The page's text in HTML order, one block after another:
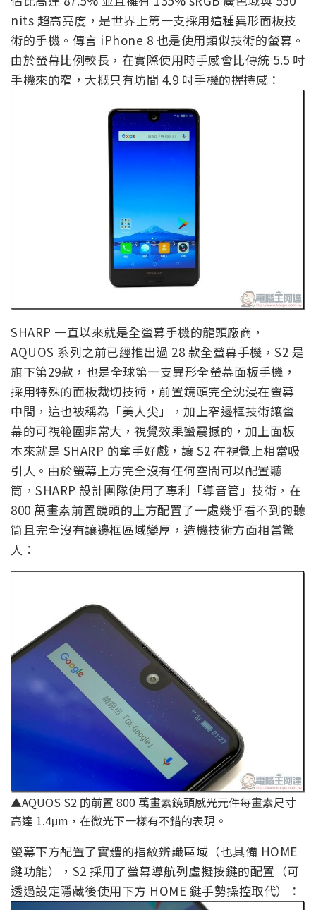
nits 超高亮度，是世界上第一支採用這種異形面板技
術的手機。傳言 iPhone 8 也是使用類似技術的螢幕。
由於螢幕比例較長，在實際使用時手感會比傳統 5.5 吋
手機來的窄，大概只有坊間 4.9 吋手機的握持感：
SHARP 一直以來就是全螢幕手機的龍頭廠商，
AQUOS 系列之前已經推出過 28 款全螢幕手機，S2 是
旗下第29款，也是全球第一支異形全螢幕面板手機，
採用特殊的面板裁切技術，前置鏡頭完全沈浸在螢幕
中間，這也被稱為「美人尖」，加上窄邊框技術讓螢
幕的可視範圍非常大，視覺效果蠻震撼的，加上面板
本來就是 SHARP 的拿手好戲，讓 S2 在視覺上相當吸
引人。由於螢幕上方完全沒有任何空間可以配置聽
筒，SHARP 設計團隊使用了專利「導音管」技術，在
800 萬畫素前置鏡頭的上方配置了一處幾乎看不到的聽
筒且完全沒有讓邊框區域變厚，造機技術方面相當驚
人：
▲AQUOS S2 的前置 800 萬畫素鏡頭感光元件每畫素尺寸
高達 1.4μm，在微光下一樣有不錯的表現。
螢幕下方配置了實體的指紋辨識區域（也具備 HOME
鍵功能），S2 採用了螢幕導航列虛擬按鍵的配置（可
透過設定隱藏後使用下方 HOME 鍵手勢操控取代）：